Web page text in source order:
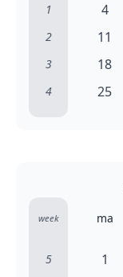
1 4
2 11
3 18
4 25
week ma
5 1